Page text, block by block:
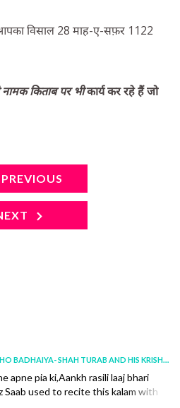
विसाल 28 माह-ए-सफ़र 1122
किताब पर भीकार्य कर रहे हैं जो
PREVIOUS
KAHNWA BAAJE HO BADHAIYA- SHAH TURAB AND HIS KRISHNA
apne pia ki,Aankh rasili laaj bhari
Saab used to recite this kalam with